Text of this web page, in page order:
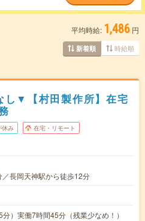
平均時給: 1,486 円
新着順 時給順
し▼【村田製作所】在宅
休み 在宅・リモート
長岡天神駅から徒歩12分
）実働7時間45分（残業少なめ！）